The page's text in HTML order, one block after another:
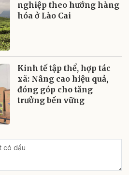
nghiệp theo hướng hàng
hóa ở Lào Cai
Kinh tế tập thể, hợp tác
xã: Nâng cao hiệu quả,
đóng góp cho tăng
trưởng bền vững